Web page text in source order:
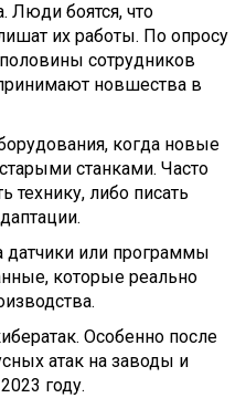
Люди боятся, что
их работы. По опросу
сотрудников
новшества в
когда новые
станками. Часто
технику, либо писать
или программы
которые реально
Особенно после
атак на заводы и
году.